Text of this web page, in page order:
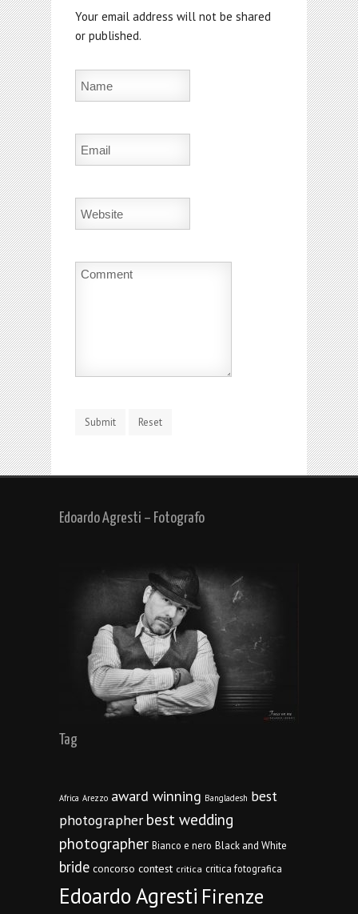
Your email address will not be shared
or published.
Edoardo Agresti – Fotografo
Tag
Africa Arezzo award winning Bangladesh best
photographer best wedding
photographer Bianco e nero Black and White
bride concorso contest critica critica fotografica
Edoardo Agresti Firenze